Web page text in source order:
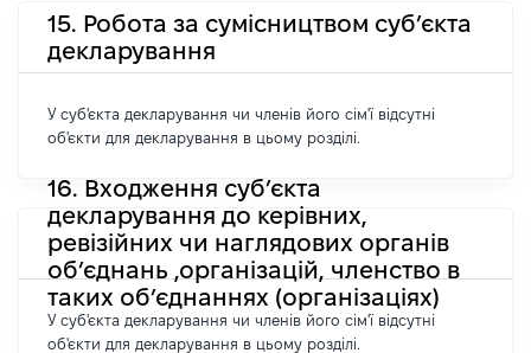
15. Робота за сумісництвом суб’єкта
декларування
У суб'єкта декларування чи членів його сім'ї відсутні
об'єкти для декларування в цьому розділі.
16. Входження суб’єкта
декларування до керівних,
ревізійних чи наглядових органів
об’єднань ,організацій, членство в
таких об’єднаннях (організаціях)
У суб'єкта декларування чи членів його сім'ї відсутні
об'єкти для декларування в цьому розділі.